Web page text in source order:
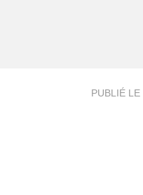
PUBLIÉ LE